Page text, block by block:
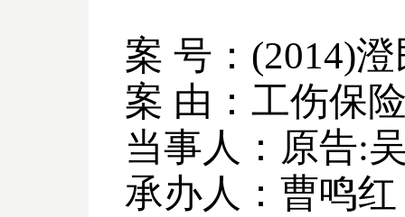
案 号： (2014)澄
案 由：工伤保
当事人：原告:
承办人：曹鸣红